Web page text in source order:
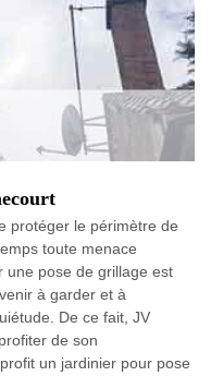
protéger le périmètre de
toute menace
une pose de grillage est
à garder et à
De ce fait, JV
de son
un jardinier pour pose